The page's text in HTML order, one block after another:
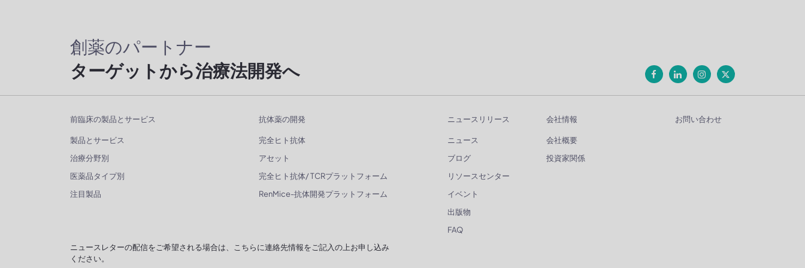
創薬のパートナー
ターゲットから治療法開発へ
前臨床の製品とサービス
製品とサービス
治療分野別
医薬品タイプ別
注目製品
抗体薬の開発
完全ヒト抗体
アセット
完全ヒト抗体/ TCRプラットフォーム
RenMice-抗体開発プラットフォーム
ニュースリリース
ニュース
ブログ
リソースセンター
イベント
出版物
FAQ
会社情報
会社概要
投資家関係
お問い合わせ
ニュースレターの配信をご希望される場合は、こちらに連絡先情報をご記入の上お申し込み
ください。